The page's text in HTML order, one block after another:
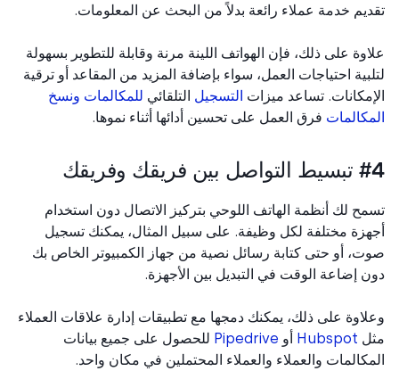
خدمة عملاء رائعة بدلاً من البحث عن المعلومات.
على ذلك، فإن الهواتف اللينة مرنة وقابلة للتطوير بسهولة
احتياجات العمل، سواء بإضافة المزيد من المقاعد أو ترقية
تساعد ميزاتالتسجيلالتلقائيللمكالمات ونسخ
فرق العمل على تحسين أدائها أثناء نموها.
لك أنظمة الهاتف اللوحي بتركيز الاتصال دون استخدام
مختلفة لكل وظيفة. على سبيل المثال، يمكنك تسجيل
أو حتى كتابة رسائل نصية من جهاز الكمبيوتر الخاص بك
إضاعة الوقت في التبديل بين الأجهزة.
على ذلك، يمكنك دمجها مع تطبيقات إدارة علاقات العملاء
HubspotأوPipedriveللحصول على جميع بيانات
والعملاء والعملاء المحتملين في مكان واحد.